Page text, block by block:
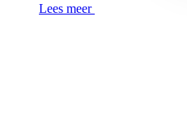
Lees meer